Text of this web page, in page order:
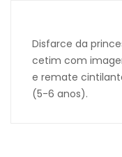
Disfarce da
cetim com
e remate
(5-6 anos).